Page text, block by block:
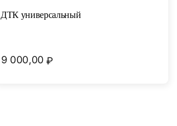
ДТК универсальный
9 000,00 ₽